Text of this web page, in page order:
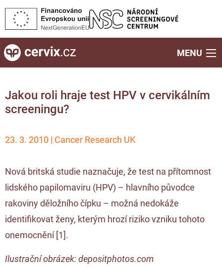
MENU
Jakou roli hraje test HPV v cervikálním
screeningu?
23. 3. 2010 | Cancer Research UK
Nová britská studie naznačuje, že test na přítomnost
lidského papilomaviru (HPV) – hlavního původce
rakoviny děložního čípku – možná nedokáže
identifikovat ženy, kterým hrozí riziko vzniku tohoto
onemocnění [1].
Ilustrační obrázek: depositphotos.com